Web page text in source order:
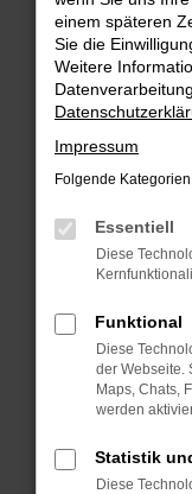
Fehler:
Beim Laden
Hier sind ein
Laden
deine
Prüfe
Manche
können
einem späteren
Sie die
Weitere
Impressum
Folgende
Essentiell
Diese
Funktional
Diese
der Webseite.
Maps, Chats,
werden
Statistik
Diese